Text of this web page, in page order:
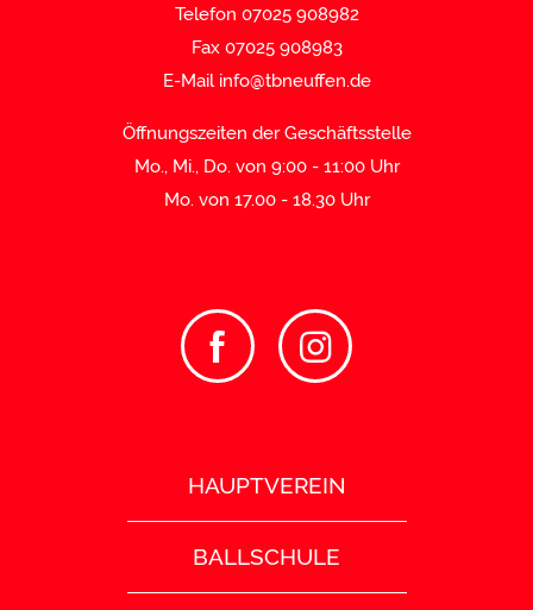
Telefon 07025 908982
Fax 07025 908983
E-Mail info@tbneuffen.de
Öffnungszeiten der Geschäftsstelle
Mo., Mi., Do. von 9:00 - 11:00 Uhr
Mo. von 17.00 - 18.30 Uhr
HAUPTVEREIN
BALLSCHULE